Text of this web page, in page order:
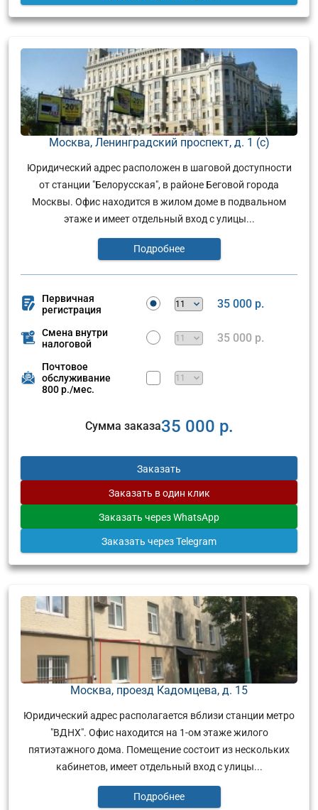
Москва, Ленинградский проспект, д. 1 (с)
Юридический адрес расположен в шаговой доступности
от станции "Белорусская", в районе Беговой города
Москвы. Офис находится в жилом доме в подвальном
этаже и имеет отдельный вход с улицы...
Подробнее
Первичная
регистрация
35 000 р.
Смена внутри
налоговой
35 000 р.
Почтовое
обслуживание
800 р./мес.
Сумма заказа35 000 р.
Заказать
Заказать в один клик
Заказать через WhatsApp
Заказать через Telegram
Москва, проезд Кадомцева, д. 15
Юридический адрес располагается вблизи станции метро
"ВДНХ". Офис находится на 1-ом этаже жилого
пятиэтажного дома. Помещение состоит из нескольких
кабинетов, имеет отдельный вход с улицы...
Подробнее